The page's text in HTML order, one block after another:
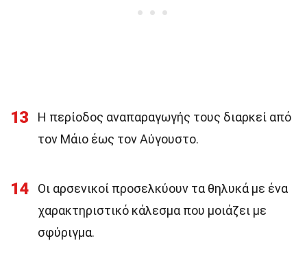
13
Η περίοδος αναπαραγωγής τους διαρκεί από
τον Μάιο έως τον Αύγουστο.
14
Οι αρσενικοί προσελκύουν τα θηλυκά με ένα
χαρακτηριστικό κάλεσμα που μοιάζει με
σφύριγμα.